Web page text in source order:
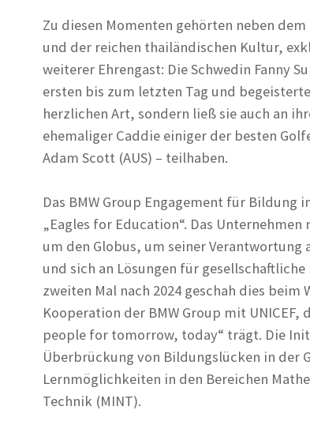
Zu diesen Momenten gehörten neben
und der reichen thailändischen Kultur,
weiterer Ehrengast: Die Schwedin Fanny
ersten bis zum letzten Tag und
herzlichen Art, sondern ließ sie auch an
ehemaliger Caddie einiger der besten
Adam Scott (AUS) – teilhaben.
Das BMW Group Engagement für
„Eagles for Education“. Das
um den Globus, um seiner
und sich an Lösungen für
zweiten Mal nach 2024 geschah dies
Kooperation der BMW Group mit UNICEF,
people for tomorrow, today“ trägt. Die
Überbrückung von Bildungslücken in der
Lernmöglichkeiten in den Bereichen
Technik (MINT).